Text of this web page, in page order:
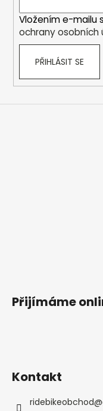
Vložením e-mailu
ochrany osobních
PŘIHLÁSIT SE
Přijímáme
Kontakt
ridebikeobchod@